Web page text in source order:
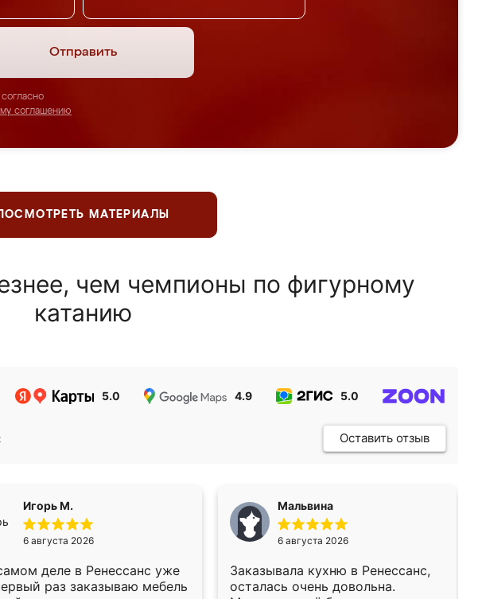
Отправить
соглашению
ПОСМОТРЕТЬ МАТЕРИАЛЫ
чем чемпионы по фигурному
катанию
5.0 4.9 5.0
Оставить отзыв
Игорь М.
6 августа 2026
деле в Ренессанс уже
раз заказываю мебель
Мальвина
6 августа 2026
Заказывала кухню в Ренессанс,
осталась очень довольна.